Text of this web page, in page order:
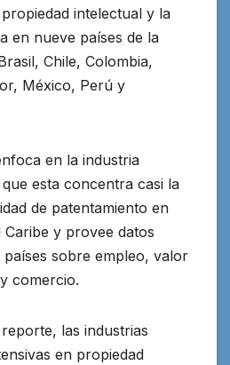
intelectual y la
en nueve países de la
Chile, Colombia,
México, Perú y
en la industria
esta concentra casi la
de patentamiento en
y provee datos
sobre empleo, valor
comercio.
las industrias
en propiedad